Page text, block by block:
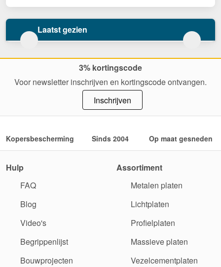
Laatst gezien
3% kortingscode
Voor newsletter inschrijven en kortingscode ontvangen.
Inschrijven
Kopersbescherming Sinds 2004 Op maat gesneden
Hulp
FAQ
Blog
Video's
Begrippenlijst
Bouwprojecten
Assortiment
Metalen platen
Lichtplaten
Profielplaten
Massieve platen
Vezelcementplaten